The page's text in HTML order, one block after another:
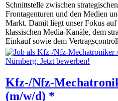
Schnittstelle zwischen
Frontagenturen und den Medien
Markt. Damit liegt unser Fokus
klassischen Media-Kanäle, dem
Einkauf sowie dem
Kfz-/Nfz-
(m/w/d) *